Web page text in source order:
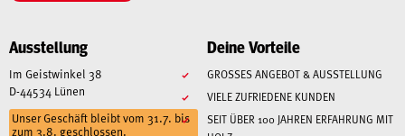
Ausstellung
Im Geistwinkel 38
D-44534 Lünen
Unser Geschäft bleibt vom 31.7. bis
zum 3.8. geschlossen.
Deine Vorteile
GROSSES ANGEBOT & AUSSTELLUNG
VIELE ZUFRIEDENE KUNDEN
SEIT ÜBER 100 JAHREN ERFAHRUNG MIT